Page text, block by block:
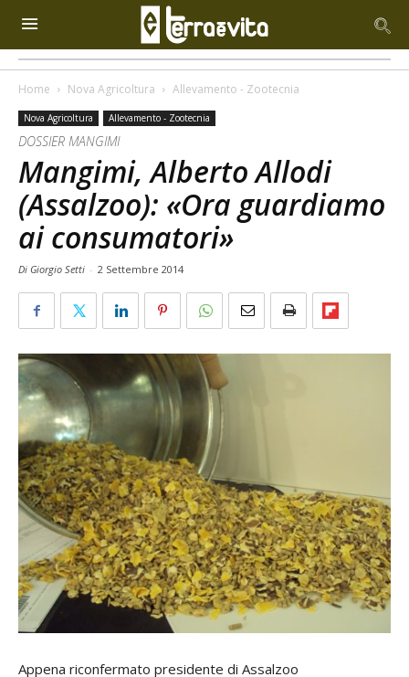
Home Nova Agricoltura Allevamento - Zootecnia
Nova Agricoltura Allevamento - Zootecnia
DOSSIER MANGIMI
Mangimi, Alberto Allodi
(Assalzoo): «Ora guardiamo
ai consumatori»
Di Giorgio Setti - 2 Settembre 2014
Appena riconfermato presidente di Assalzoo